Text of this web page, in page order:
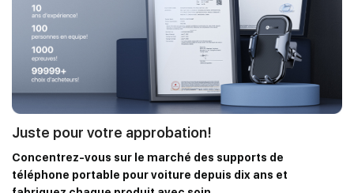
compris iPhone13/12/11, Samsung, Xiaomi, Huawei, Pixel, LG,
Nexus, Pixel, Sony, Nokia etc.
Juste pour votre approbation!
Concentrez-vous sur le marché des supports de
téléphone portable pour voiture depuis dix ans et